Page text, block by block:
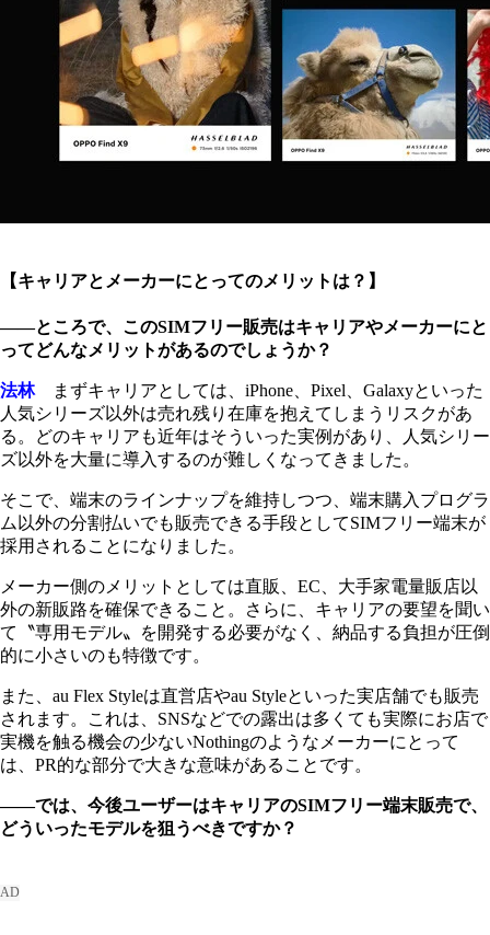
【キャリアとメーカーにとってのメリットは？】
――ところで、このSIMフリー販売はキャリアやメーカーにと
ってどんなメリットがあるのでしょうか？
法林まずキャリアとしては、iPhone、Pixel、Galaxyといった
人気シリーズ以外は売れ残り在庫を抱えてしまうリスクがあ
る。どのキャリアも近年はそういった実例があり、人気シリー
ズ以外を大量に導入するのが難しくなってきました。
そこで、端末のラインナップを維持しつつ、端末購入プログラ
ム以外の分割払いでも販売できる手段としてSIMフリー端末が
採用されることになりました。
メーカー側のメリットとしては直販、EC、大手家電量販店以
外の新販路を確保できること。さらに、キャリアの要望を聞い
て〝専用モデル〟を開発する必要がなく、納品する負担が圧倒
的に小さいのも特徴です。
また、au Flex Styleは直営店やau Styleといった実店舗でも販売
されます。これは、SNSなどでの露出は多くても実際にお店で
実機を触る機会の少ないNothingのようなメーカーにとって
は、PR的な部分で大きな意味があることです。
――では、今後ユーザーはキャリアのSIMフリー端末販売で、
どういったモデルを狙うべきですか？